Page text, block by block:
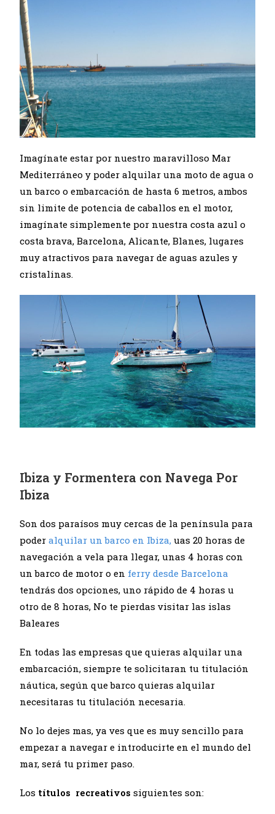
Imagínate estar por nuestro maravilloso Mar
Mediterráneo y poder alquilar una moto de agua o
un barco o embarcación de hasta 6 metros, ambos
sin limite de potencia de caballos en el motor,
imagínate simplemente por nuestra costa azul o
costa brava, Barcelona, Alicante, Blanes, lugares
muy atractivos para navegar de aguas azules y
cristalinas.
Ibiza y Formentera con Navega Por
Ibiza
Son dos paraísos muy cercas de la península para
poderalquilar un barco en Ibiza,uas 20 horas de
navegación a vela para llegar, unas 4 horas con
un barco de motor o en ferry desde Barcelona
tendrás dos opciones, uno rápido de 4 horas u
otro de 8 horas, No te pierdas visitar las islas
Baleares
En todas las empresas que quieras alquilar una
embarcación, siempre te solicitaran tu titulación
náutica, según que barco quieras alquilar
necesitaras tu titulación necesaria.
No lo dejes mas, ya ves que es muy sencillo para
empezar a navegar e introducirte en el mundo del
mar, será tu primer paso.
Los títulos recreativos siguientes son: